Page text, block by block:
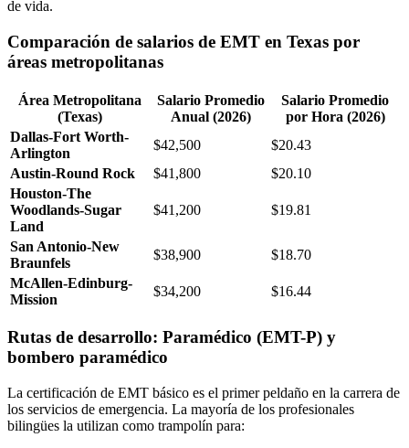
de vida.
Comparación de salarios de EMT en Texas por
áreas metropolitanas
Área Metropolitana
(Texas)
Salario Promedio
Anual (2026)
Salario Promedio
por Hora (2026)
Dallas-Fort Worth-
Arlington
$42,500
$20.43
Austin-Round Rock
$41,800
$20.10
Houston-The
Woodlands-Sugar
Land
$41,200 $19.81
San Antonio-New
Braunfels
$38,900
$18.70
McAllen-Edinburg-
Mission
$34,200 $16.44
Rutas de desarrollo: Paramédico (EMT-P) y
bombero paramédico
La certificación de EMT básico es el primer peldaño en la carrera de
los servicios de emergencia. La mayoría de los profesionales
bilingües la utilizan como trampolín para: